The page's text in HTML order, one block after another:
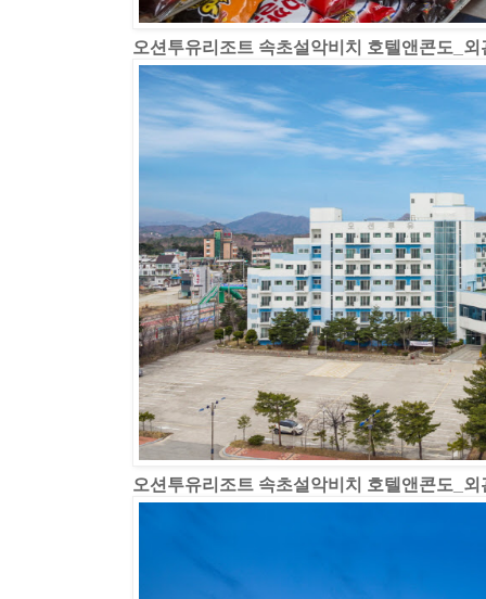
오션투유리조트 속초설악비치 호텔앤콘도_외
오션투유리조트 속초설악비치 호텔앤콘도_외